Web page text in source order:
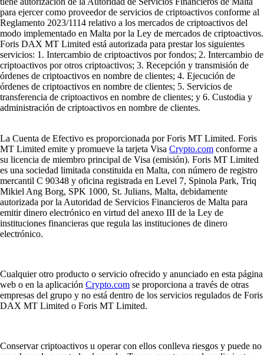
para ejercer como proveedor de servicios de criptoactivos conforme al
Reglamento 2023/1114 relativo a los mercados de criptoactivos del
modo implementado en Malta por la Ley de mercados de criptoactivos.
Foris DAX MT Limited está autorizada para prestar los siguientes
servicios: 1. Intercambio de criptoactivos por fondos; 2. Intercambio de
criptoactivos por otros criptoactivos; 3. Recepción y transmisión de
órdenes de criptoactivos en nombre de clientes; 4. Ejecución de
órdenes de criptoactivos en nombre de clientes; 5. Servicios de
transferencia de criptoactivos en nombre de clientes; y 6. Custodia y
administración de criptoactivos en nombre de clientes.
La Cuenta de Efectivo es proporcionada por Foris MT Limited. Foris
MT Limited emite y promueve la tarjeta Visa Crypto.com conforme a
su licencia de miembro principal de Visa (emisión). Foris MT Limited
es una sociedad limitada constituida en Malta, con número de registro
mercantil C 90348 y oficina registrada en Level 7, Spinola Park, Triq
Mikiel Ang Borg, SPK 1000, St. Julians, Malta, debidamente
autorizada por la Autoridad de Servicios Financieros de Malta para
emitir dinero electrónico en virtud del anexo III de la Ley de
instituciones financieras que regula las instituciones de dinero
electrónico.
Cualquier otro producto o servicio ofrecido y anunciado en esta página
web o en la aplicación Crypto.com se proporciona a través de otras
empresas del grupo y no está dentro de los servicios regulados de Foris
DAX MT Limited o Foris MT Limited.
Conservar criptoactivos u operar con ellos conlleva riesgos y puede no